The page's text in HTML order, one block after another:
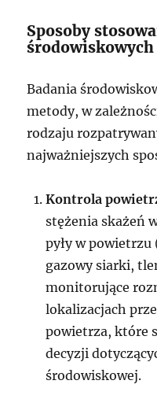
Sposoby
środowiskowych
Badania
metody, w
rodzaju
najważniejszych
Kontrola
stężenia skażeń
pyły w powietrzu
gazowy siarki,
monitorujące
lokalizacjach
powietrza, które
decyzji
środowiskowej.